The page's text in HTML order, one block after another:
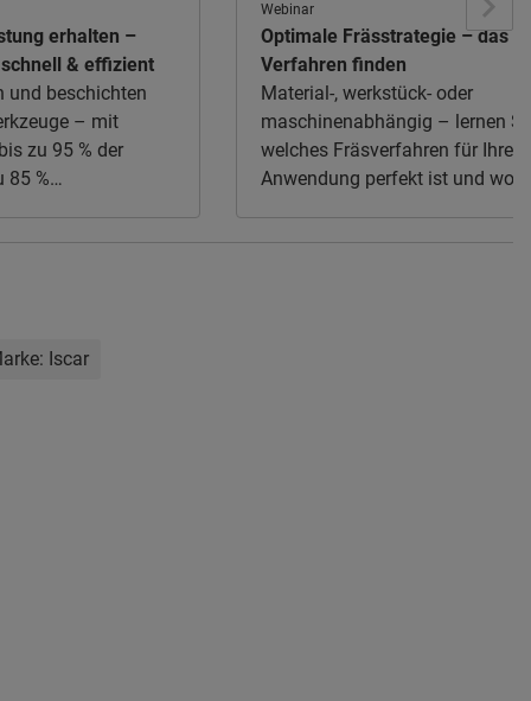
erhalten –
& effizient
und beschichten
– mit
zu 95 % der
85 %
Webinar
Optimale Frässtrategie – das
Verfahren finden
Material-, werkstück- oder
maschinenabhängig – lernen
welches Fräsverfahren für Ihre
Anwendung perfekt ist und
Iscar